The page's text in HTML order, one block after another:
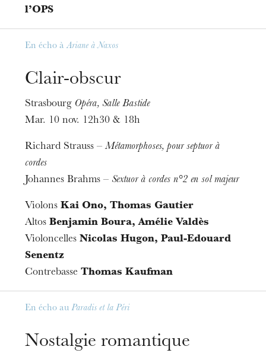
l’OPS
En écho àAriane à Naxos
Clair-obscur
Strasbourg Opéra, Salle Bastide
Mar. 10 nov. 12h30 & 18h
Richard Strauss –Métamorphoses, pour septuor à
cordes
Johannes Brahms – Sextuor à cordes n°2 en sol majeur
ViolonsKai Ono, Thomas Gautier
AltosBenjamin Boura, Amélie Valdès
VioloncellesNicolas Hugon, Paul-Edouard
Senentz
ContrebasseThomas Kaufman
En écho auParadis et la Péri
Nostalgie romantique